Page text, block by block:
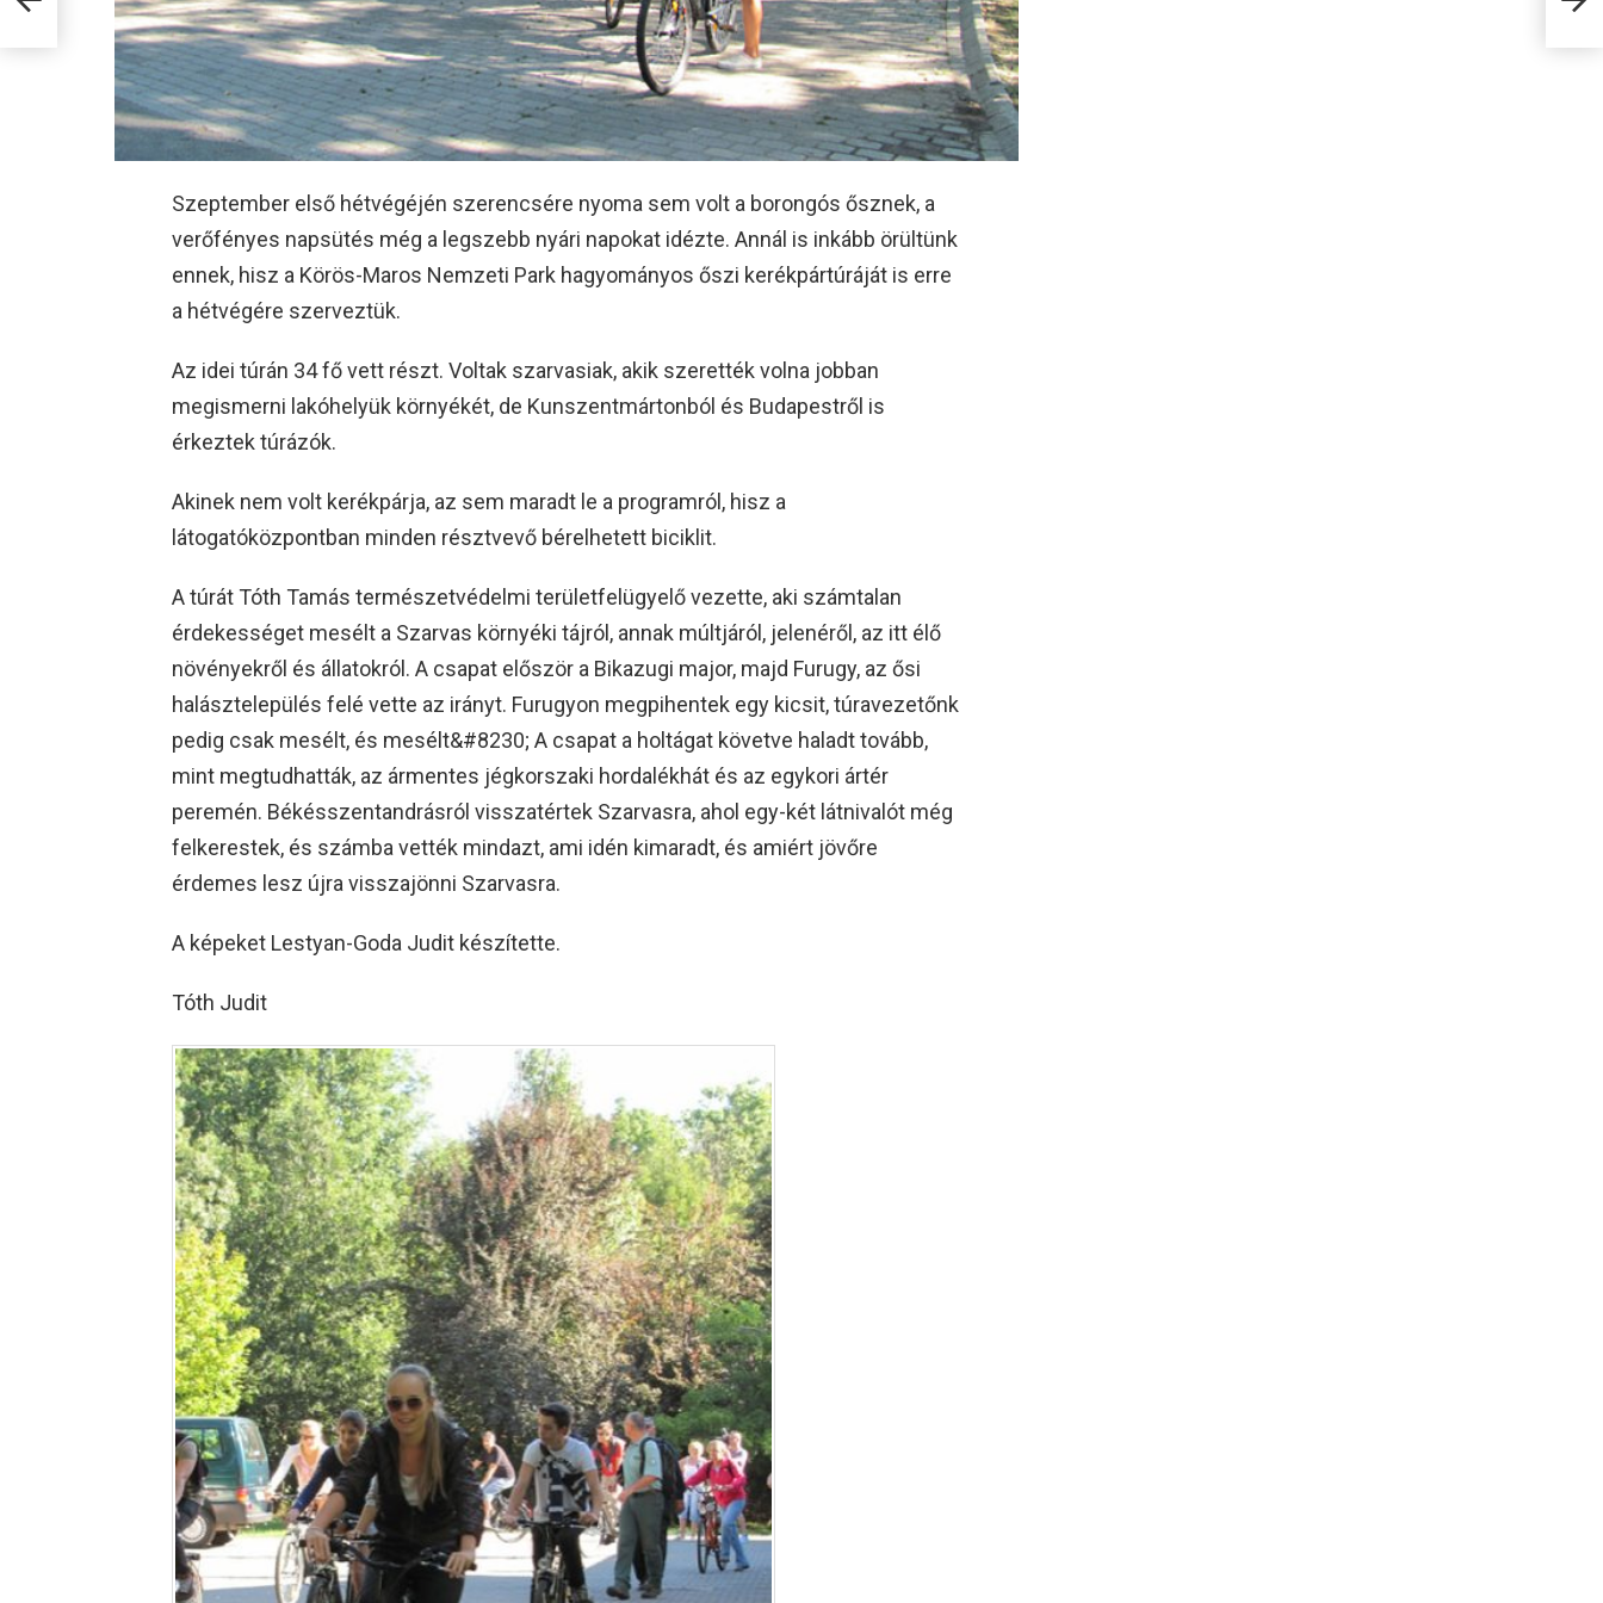
Szeptember első hétvégéjén szerencsére nyoma sem volt a borongós ősznek, a
verőfényes napsütés még a legszebb nyári napokat idézte. Annál is inkább örültünk
ennek, hisz a Körös-Maros Nemzeti Park hagyományos őszi kerékpártúráját is erre
a hétvégére szerveztük.
Az idei túrán 34 fő vett részt. Voltak szarvasiak, akik szerették volna jobban
megismerni lakóhelyük környékét, de Kunszentmártonból és Budapestről is
érkeztek túrázók.
Akinek nem volt kerékpárja, az sem maradt le a programról, hisz a
látogatóközpontban minden résztvevő bérelhetett biciklit.
A túrát Tóth Tamás természetvédelmi területfelügyelő vezette, aki számtalan
érdekességet mesélt a Szarvas környéki tájról, annak múltjáról, jelenéről, az itt élő
növényekről és állatokról. A csapat először a Bikazugi major, majd Furugy, az ősi
halásztelepülés felé vette az irányt. Furugyon megpihentek egy kicsit, túravezetőnk
pedig csak mesélt, és mesélt&#8230; A csapat a holtágat követve haladt tovább,
mint megtudhatták, az ármentes jégkorszaki hordalékhát és az egykori ártér
peremén. Békésszentandrásról visszatértek Szarvasra, ahol egy-két látnivalót még
felkerestek, és számba vették mindazt, ami idén kimaradt, és amiért jövőre
érdemes lesz újra visszajönni Szarvasra.
A képeket Lestyan-Goda Judit készítette.
Tóth Judit